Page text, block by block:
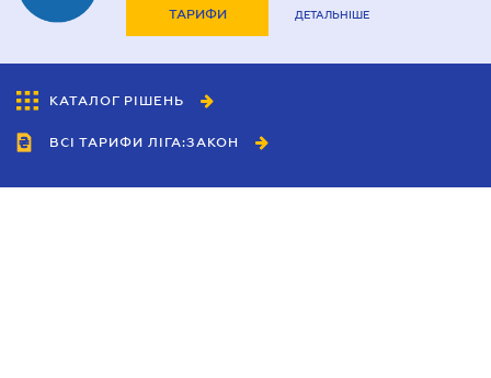
ТАРИФИ ДЕТАЛЬНІШЕ
КАТАЛОГ РІШЕНЬ
ВСІ ТАРИФИ ЛІГА:ЗАКОН